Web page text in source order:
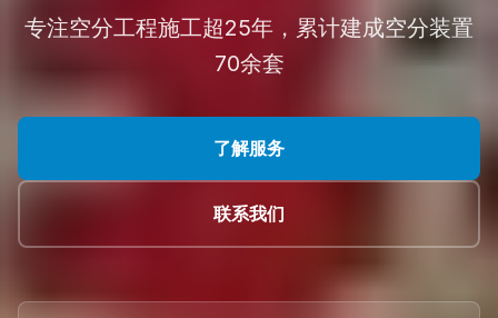
专注空分工程施工超25年，累计建成空分装置
70余套
了解服务
联系我们